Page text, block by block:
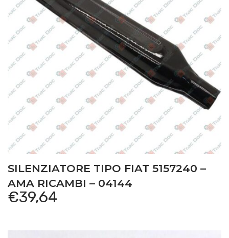
SILENZIATORE TIPO FIAT 5157240 –
AMA RICAMBI – 04144
€39,64